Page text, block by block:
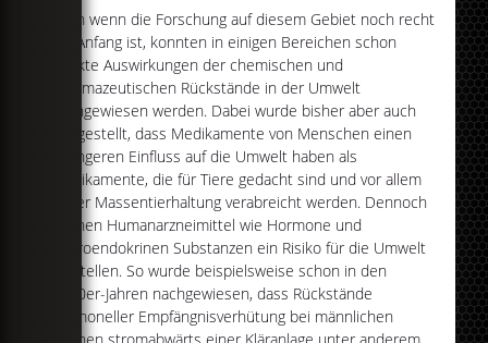
Auch wenn die Forschung auf diesem Gebiet noch recht
am Anfang ist, konnten in einigen Bereichen schon
direkte Auswirkungen der chemischen und
pharmazeutischen Rückstände in der Umwelt
nachgewiesen werden. Dabei wurde bisher aber auch
festgestellt, dass Medikamente von Menschen einen
geringeren Einfluss auf die Umwelt haben als
Medikamente, die für Tiere gedacht sind und vor allem
in der Massentierhaltung verabreicht werden. Dennoch
können Humanarzneimittel wie Hormone und
neuroendokrinen Substanzen ein Risiko für die Umwelt
darstellen. So wurde beispielsweise schon in den
1990er-Jahren nachgewiesen, dass Rückstände
hormoneller Empfängnisverhütung bei männlichen
Fischen stromabwärts einer Kläranlage unter anderem